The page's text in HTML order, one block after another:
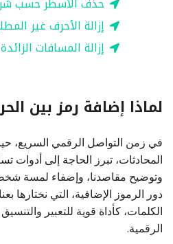
إزالة الأحرف غير
إزالة المسافات
لماذا إضافة رمز بين
في زمن التواصل الرقمي السريع،
المحادثات، تبرز الحاجة إلى أدوات
وتوضيح مقاصدنا، وإضفاء لمسة
دور الرموز الإضافية، التي نختارها
الكلمات، كأداة قوية للتعبير
الرقمية.